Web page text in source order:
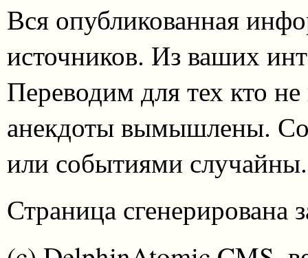
Вся опубликованная
источников. Из ваших
Переводим для тех кто
анекдоты вымышлены.
или событиями случайны.
Страница сгенерирована